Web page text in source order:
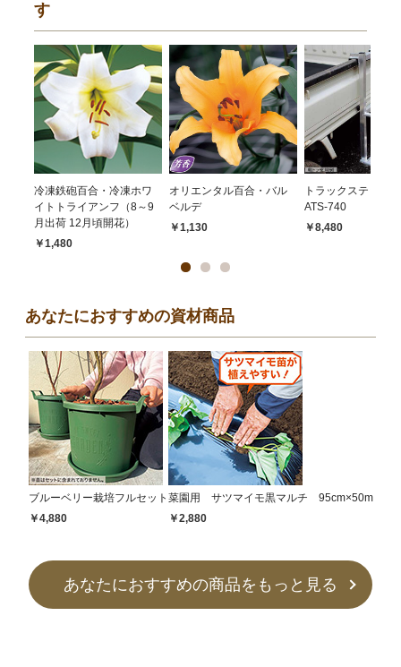
す
冷凍鉄砲百合・冷凍ホワ
イトトライアンフ（8～9
月出荷 12月頃開花）
￥1,480
オリエンタル百合・バル
ベルデ
￥1,130
トラックステッ
ATS-740
￥8,480
あなたにおすすめの資材商品
ブルーベリー栽培フルセット
￥4,880
菜園用 サツマイモ黒マルチ 95cm×50m
￥2,880
あなたにおすすめの商品をもっと見る